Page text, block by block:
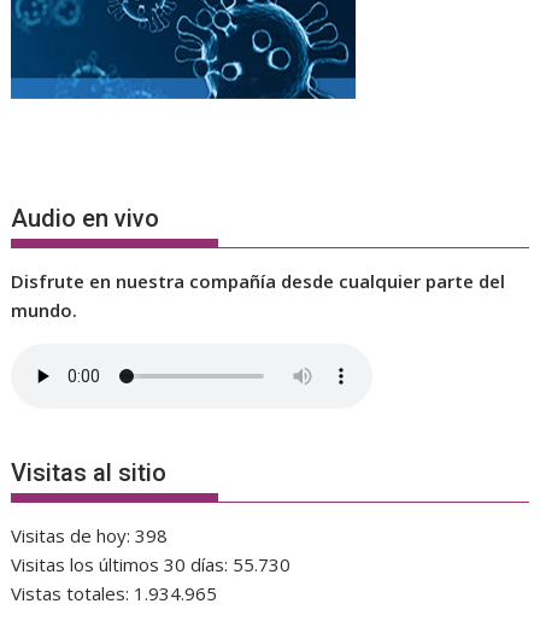
Audio en vivo
Disfrute en nuestra compañía desde cualquier parte del
mundo.
Visitas al sitio
Visitas de hoy:398
Visitas los últimos 30 días: 55.730
Vistas totales: 1.934.965